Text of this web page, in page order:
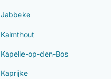
Jabbeke
Kalmthout
Kapelle-op-den-Bos
Kaprijke